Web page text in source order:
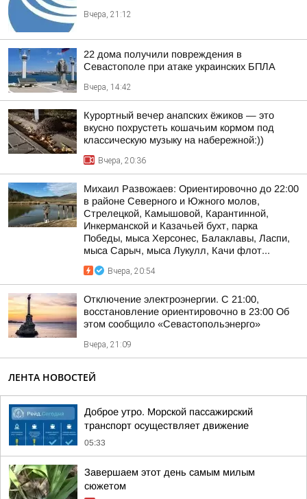
Вчера, 21:12
22 дома получили повреждения в
Севастополе при атаке украинских БПЛА
Вчера, 14:42
Курортный вечер анапских ёжиков — это
вкусно похрустеть кошачьим кормом под
классическую музыку на набережной:))
Вчера, 20:36
Михаил Развожаев: Ориентировочно до 22:00
в районе Северного и Южного молов,
Стрелецкой, Камышовой, Карантинной,
Инкерманской и Казачьей бухт, парка
Победы, мыса Херсонес, Балаклавы, Ласпи,
мыса Сарыч, мыса Лукулл, Качи флот...
Вчера, 20:54
Отключение электроэнергии. С 21:00,
восстановление ориентировочно в 23:00 Об
этом сообщило «Севастопольэнерго»
Вчера, 21:09
ЛЕНТА НОВОСТЕЙ
Доброе утро. Морской пассажирский
транспорт осуществляет движение
05:33
Завершаем этот день самым милым
сюжетом